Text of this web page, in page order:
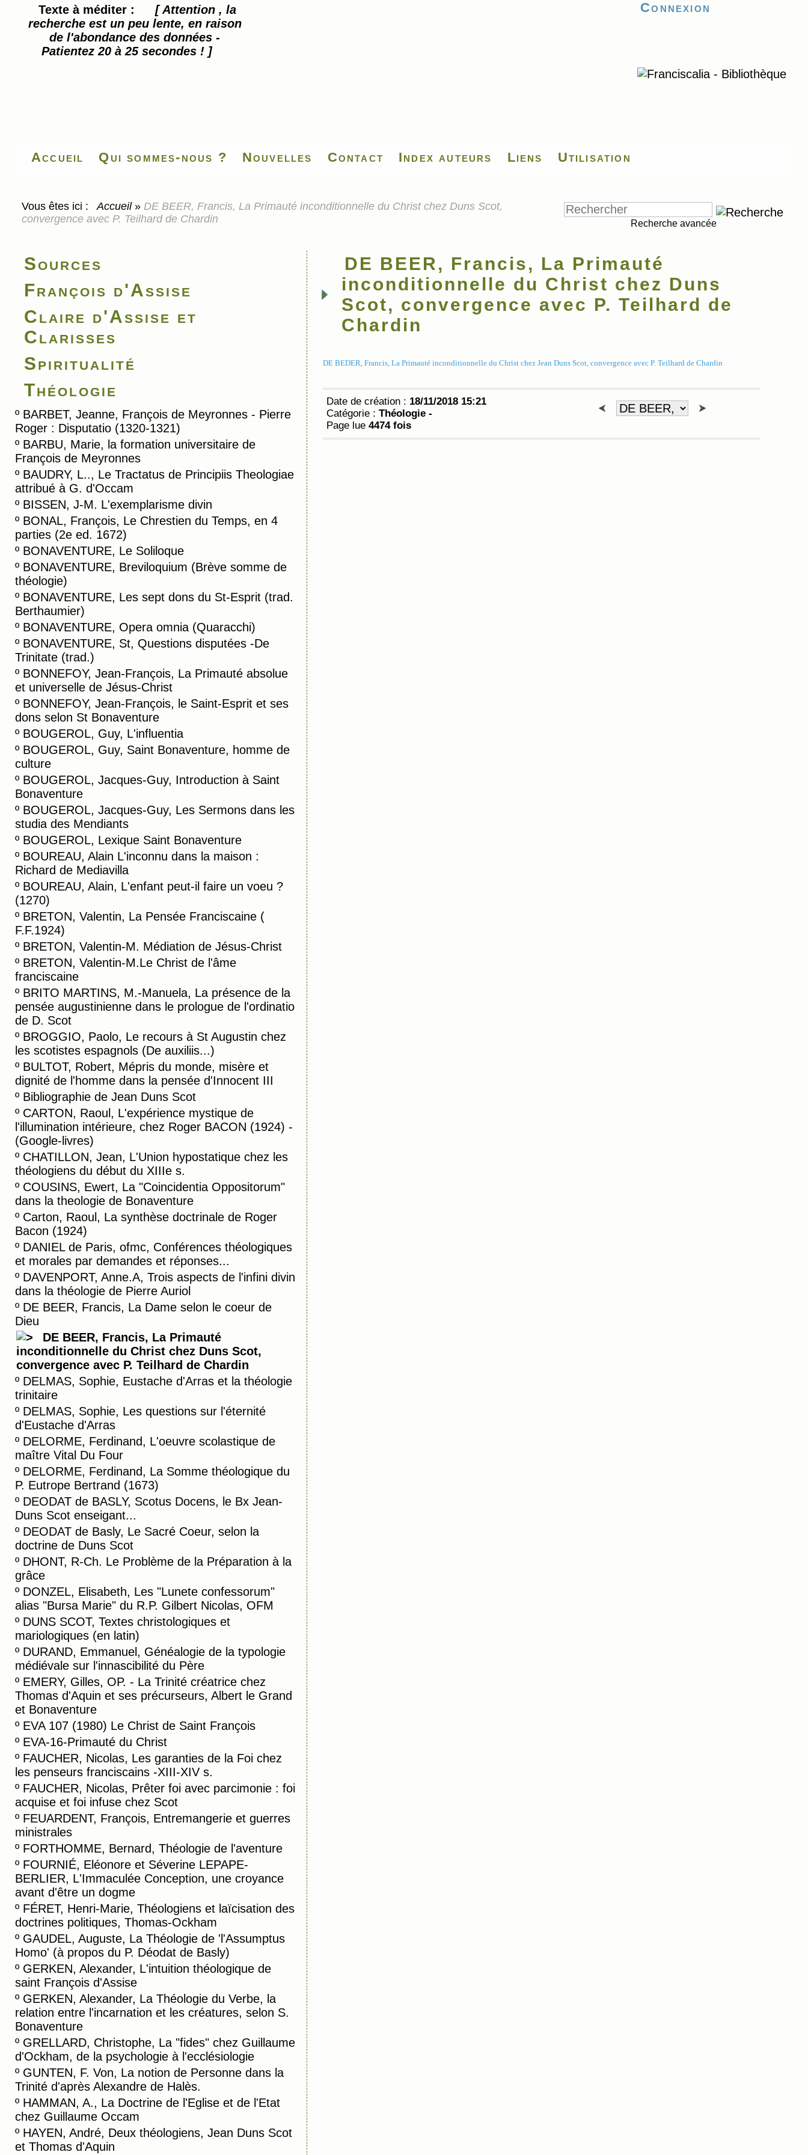
Texte à méditer :
[ Attention , la
recherche est un peu lente, en raison
de l'abondance des données -
Patientez 20 à 25 secondes ! ]
Accueil
Connexion
Qui sommes-nous ? Nouvelles Contact Index auteurs Liens Utilisation
Vous êtes ici : Accueil » DE BEER, Francis, La Primauté inconditionnelle du Christ chez Duns Scot,
convergence avec P. Teilhard de Chardin
Recherche avancée
Sources
François d'Assise
Claire d'Assise et
Clarisses
Spiritualité
Théologie
º BARBET, Jeanne, François de Meyronnes - Pierre
Roger : Disputatio (1320-1321)
º BARBU, Marie, la formation universitaire de
François de Meyronnes
º BAUDRY, L.., Le Tractatus de Principiis Theologiae
attribué à G. d'Occam
º BISSEN, J-M. L'exemplarisme divin
º BONAL, François, Le Chrestien du Temps, en 4
parties (2e ed. 1672)
º BONAVENTURE, Le Soliloque
º BONAVENTURE, Breviloquium (Brève somme de
théologie)
º BONAVENTURE, Les sept dons du St-Esprit (trad.
Berthaumier)
º BONAVENTURE, Opera omnia (Quaracchi)
º BONAVENTURE, St, Questions disputées -De
Trinitate (trad.)
º BONNEFOY, Jean-François, La Primauté absolue
et universelle de Jésus-Christ
º BONNEFOY, Jean-François, le Saint-Esprit et ses
dons selon St Bonaventure
º BOUGEROL, Guy, L'influentia
º BOUGEROL, Guy, Saint Bonaventure, homme de
culture
º BOUGEROL, Jacques-Guy, Introduction à Saint
Bonaventure
º BOUGEROL, Jacques-Guy, Les Sermons dans les
studia des Mendiants
º BOUGEROL, Lexique Saint Bonaventure
º BOUREAU, Alain L'inconnu dans la maison :
Richard de Mediavilla
º BOUREAU, Alain, L'enfant peut-il faire un voeu ?
(1270)
º BRETON, Valentin, La Pensée Franciscaine (
F.F.1924)
º BRETON, Valentin-M. Médiation de Jésus-Christ
º BRETON, Valentin-M.Le Christ de l'âme
franciscaine
º BRITO MARTINS, M.-Manuela, La présence de la
pensée augustinienne dans le prologue de l'ordinatio
de D. Scot
º BROGGIO, Paolo, Le recours à St Augustin chez
les scotistes espagnols (De auxiliis...)
º BULTOT, Robert, Mépris du monde, misère et
dignité de l'homme dans la pensée d'Innocent III
º Bibliographie de Jean Duns Scot
º CARTON, Raoul, L'expérience mystique de
l'illumination intérieure, chez Roger BACON (1924) -
(Google-livres)
º CHATILLON, Jean, L'Union hypostatique chez les
théologiens du début du XIIIe s.
º COUSINS, Ewert, La "Coincidentia Oppositorum"
dans la theologie de Bonaventure
º Carton, Raoul, La synthèse doctrinale de Roger
Bacon (1924)
º DANIEL de Paris, ofmc, Conférences théologiques
et morales par demandes et réponses...
º DAVENPORT, Anne.A, Trois aspects de l'infini divin
dans la théologie de Pierre Auriol
º DE BEER, Francis, La Dame selon le coeur de
Dieu
DE BEER, Francis, La Primauté
inconditionnelle du Christ chez Duns Scot,
convergence avec P. Teilhard de Chardin
º DELMAS, Sophie, Eustache d'Arras et la théologie
trinitaire
º DELMAS, Sophie, Les questions sur l'éternité
d'Eustache d'Arras
º DELORME, Ferdinand, L'oeuvre scolastique de
maître Vital Du Four
º DELORME, Ferdinand, La Somme théologique du
P. Eutrope Bertrand (1673)
º DEODAT de BASLY, Scotus Docens, le Bx Jean-
Duns Scot enseigant...
º DEODAT de Basly, Le Sacré Coeur, selon la
doctrine de Duns Scot
º DHONT, R-Ch. Le Problème de la Préparation à la
grâce
º DONZEL, Elisabeth, Les "Lunete confessorum"
alias "Bursa Marie" du R.P. Gilbert Nicolas, OFM
º DUNS SCOT, Textes christologiques et
mariologiques (en latin)
º DURAND, Emmanuel, Généalogie de la typologie
médiévale sur l'innascibilité du Père
º EMERY, Gilles, OP. - La Trinité créatrice chez
Thomas d'Aquin et ses précurseurs, Albert le Grand
et Bonaventure
º EVA 107 (1980) Le Christ de Saint François
º EVA-16-Primauté du Christ
º FAUCHER, Nicolas, Les garanties de la Foi chez
les penseurs franciscains -XIII-XIV s.
º FAUCHER, Nicolas, Prêter foi avec parcimonie : foi
acquise et foi infuse chez Scot
º FEUARDENT, François, Entremangerie et guerres
ministrales
º FORTHOMME, Bernard, Théologie de l'aventure
º FOURNIÉ, Eléonore et Séverine LEPAPE-
BERLIER, L'Immaculée Conception, une croyance
avant d'être un dogme
º FÉRET, Henri-Marie, Théologiens et laïcisation des
doctrines politiques, Thomas-Ockham
º GAUDEL, Auguste, La Théologie de 'l'Assumptus
Homo' (à propos du P. Déodat de Basly)
º GERKEN, Alexander, L'intuition théologique de
saint François d'Assise
º GERKEN, Alexander, La Théologie du Verbe, la
relation entre l'incarnation et les créatures, selon S.
Bonaventure
º GRELLARD, Christophe, La "fides" chez Guillaume
d'Ockham, de la psychologie à l'ecclésiologie
º GUNTEN, F. Von, La notion de Personne dans la
Trinité d'après Alexandre de Halès.
º HAMMAN, A., La Doctrine de l'Eglise et de l'Etat
chez Guillaume Occam
º HAYEN, André, Deux théologiens, Jean Duns Scot
et Thomas d'Aquin
DE BEER, Francis, La Primauté
inconditionnelle du Christ chez Duns
Scot, convergence avec P. Teilhard de
Chardin
DE BEDER, Francis, La Primauté inconditionnelle du Christ chez Jean Duns Scot, convergence avec P. Teilhard de Chardin
Date de création : 18/11/2018 15:21
Catégorie : Théologie -
Page lue 4474 fois